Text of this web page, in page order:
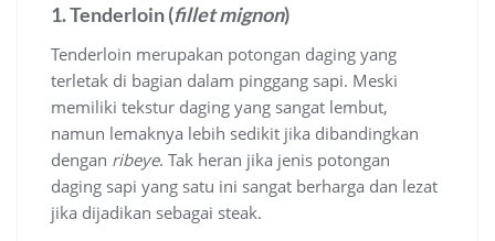
1. Tenderloin (fillet mignon)
Tenderloin merupakan potongan daging yang
terletak di bagian dalam pinggang sapi. Meski
memiliki tekstur daging yang sangat lembut,
namun lemaknya lebih sedikit jika dibandingkan
dengan ribeye. Tak heran jika jenis potongan
daging sapi yang satu ini sangat berharga dan lezat
jika dijadikan sebagai steak.